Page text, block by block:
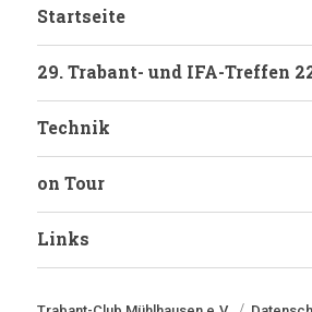
Startseite
29. Trabant- und IFA-Treffen
Technik
on Tour
Links